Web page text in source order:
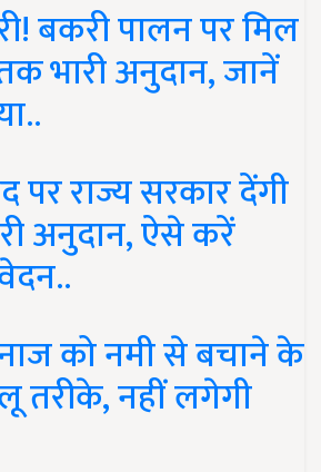
बकरी पालन पर मिल
भारी अनुदान, जानें
पर राज्य सरकार देंगी
अनुदान, ऐसे करें
को नमी से बचाने के
तरीके, नहीं लगेगी